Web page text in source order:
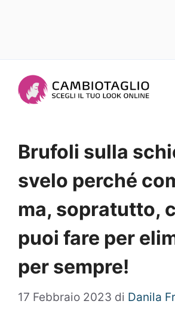
Brufoli sulla
svelo perché
ma, sopratutto,
puoi fare per
per sempre!
17 Febbraio 2023 di Danila